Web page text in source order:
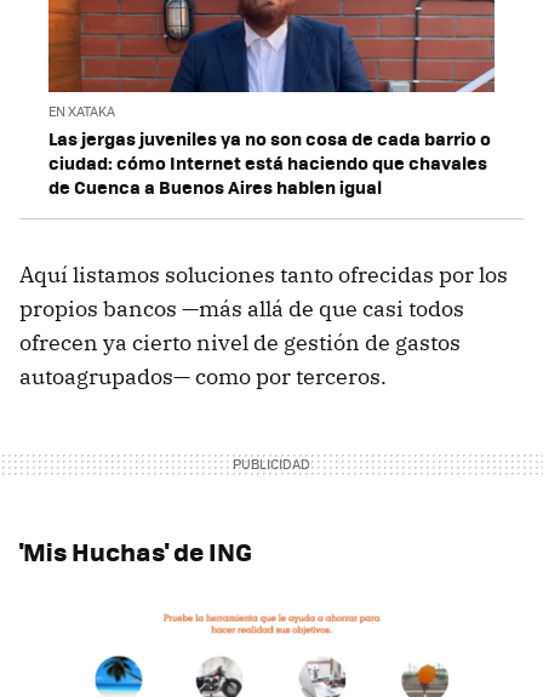
EN XATAKA
Las jergas juveniles ya no son cosa de cada barrio o
ciudad: cómo Internet está haciendo que chavales
de Cuenca a Buenos Aires hablen igual
Aquí listamos soluciones tanto ofrecidas por los
propios bancos —más allá de que casi todos
ofrecen ya cierto nivel de gestión de gastos
autoagrupados— como por terceros.
'Mis Huchas' de ING